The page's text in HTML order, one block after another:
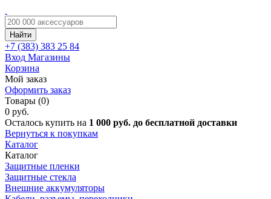
Найти
+7 (383) 383 25 84
Вход Магазины
Корзина
Мой заказ
Оформить заказ
Товары (0)
0 руб.
Осталось купить на 1 000 руб. до бесплатной доставки
Вернуться к покупкам
Каталог
Каталог
Защитные пленки
Защитные стекла
Внешние аккумуляторы